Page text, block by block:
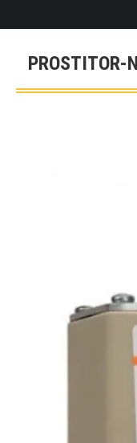
PROSTITOR-